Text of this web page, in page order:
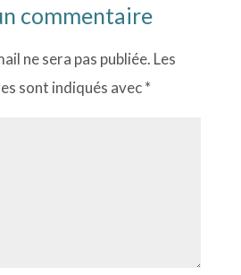
commentaire
ne sera pas publiée. Les
sont indiqués avec*